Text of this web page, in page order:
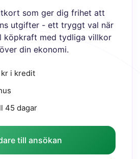
som ger dig frihet att
utgifter - ett tryggt val när
köpkraft med tydliga villkor
din ekonomi.
i kredit
45 dagar
till ansökan